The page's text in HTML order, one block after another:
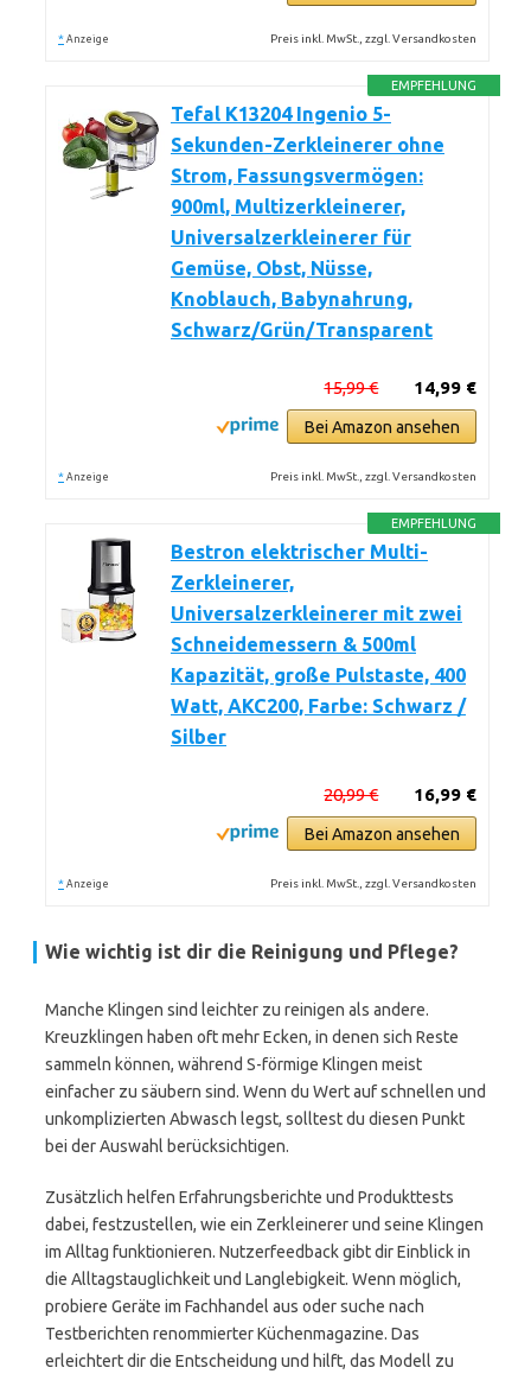
* Anzeige Preis inkl. MwSt., zzgl. Versandkosten
EMPFEHLUNG
Tefal K13204 Ingenio 5-
Sekunden-Zerkleinerer ohne
Strom, Fassungsvermögen:
900ml, Multizerkleinerer,
Universalzerkleinerer für
Gemüse, Obst, Nüsse,
Knoblauch, Babynahrung,
Schwarz/Grün/Transparent
14,99 €
15,99 €
Bei Amazon ansehen
* Anzeige Preis inkl. MwSt., zzgl. Versandkosten
EMPFEHLUNG
Bestron elektrischer Multi-
Zerkleinerer,
Universalzerkleinerer mit zwei
Schneidemessern & 500ml
Kapazität, große Pulstaste, 400
Watt, AKC200, Farbe: Schwarz /
Silber
16,99 €
20,99 €
Bei Amazon ansehen
* Anzeige Preis inkl. MwSt., zzgl. Versandkosten
Wie wichtig ist dir die Reinigung und Pflege?
Manche Klingen sind leichter zu reinigen als andere.
Kreuzklingen haben oft mehr Ecken, in denen sich Reste
sammeln können, während S-förmige Klingen meist
einfacher zu säubern sind. Wenn du Wert auf schnellen und
unkomplizierten Abwasch legst, solltest du diesen Punkt
bei der Auswahl berücksichtigen.
Zusätzlich helfen Erfahrungsberichte und Produkttests
dabei, festzustellen, wie ein Zerkleinerer und seine Klingen
im Alltag funktionieren. Nutzerfeedback gibt dir Einblick in
die Alltagstauglichkeit und Langlebigkeit. Wenn möglich,
probiere Geräte im Fachhandel aus oder suche nach
Testberichten renommierter Küchenmagazine. Das
erleichtert dir die Entscheidung und hilft, das Modell zu